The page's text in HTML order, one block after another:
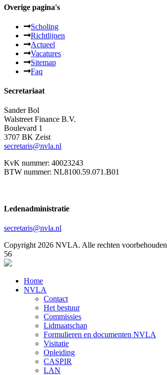
Overige pagina's
Scholing
Richtlijnen
Actueel
Vacatures
Sitemap
Faq
Secretariaat
Sander Bol
Walstreet Finance B.V.
Boulevard 1
3707 BK Zeist
secretaris@nvla.nl
KvK nummer: 40023243
BTW nummer: NL8100.59.071.B01
Ledenadministratie
secretaris@nvla.nl
Copyright 2026 NVLA. Alle rechten voorbehouden
56
Home
NVLA
Contact
Het bestuur
Commissies
Lidmaatschap
Formulieren en documenten NVLA
Visitatie
Opleiding
CASPIR
LAN